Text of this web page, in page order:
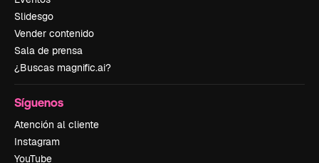
Slidesgo
Vender contenido
Sala de prensa
¿Buscas magnific.ai?
Síguenos
Atención al cliente
Instagram
YouTube